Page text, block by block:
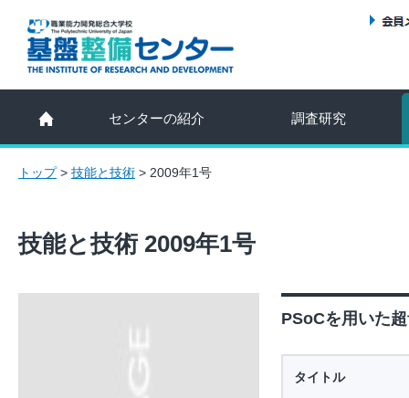
センターの紹介 調査研究
トップ> 技能と技術 > 2009年1号
技能と技術 2009年1号
PSoCを用いた
タイトル